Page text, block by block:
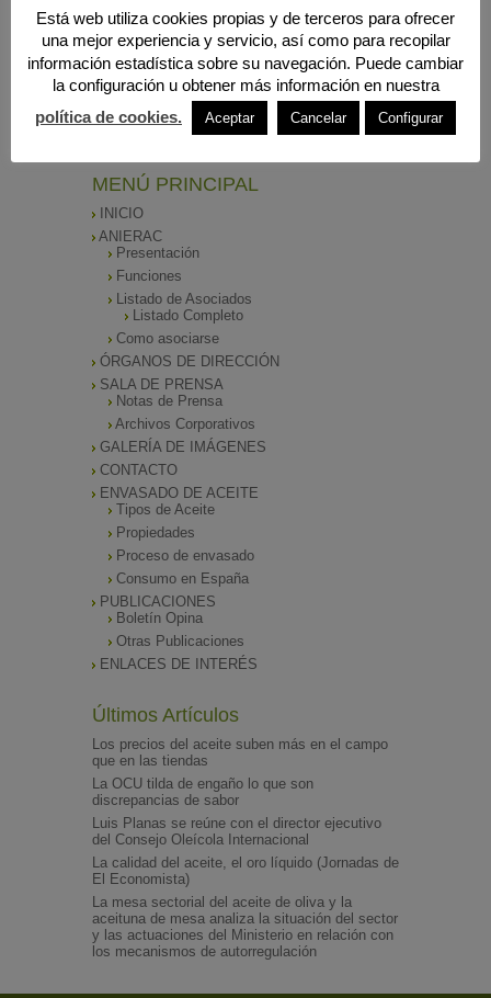
Búsqueda
MENÚ PRINCIPAL
INICIO
ANIERAC
Presentación
Funciones
Listado de Asociados
Listado Completo
Como asociarse
ÓRGANOS DE DIRECCIÓN
SALA DE PRENSA
Notas de Prensa
Archivos Corporativos
GALERÍA DE IMÁGENES
CONTACTO
ENVASADO DE ACEITE
Tipos de Aceite
Propiedades
Proceso de envasado
Consumo en España
PUBLICACIONES
Boletín Opina
Otras Publicaciones
ENLACES DE INTERÉS
Últimos Artículos
Los precios del aceite suben más en el campo
que en las tiendas
La OCU tilda de engaño lo que son
discrepancias de sabor
Luis Planas se reúne con el director ejecutivo
del Consejo Oleícola Internacional
La calidad del aceite, el oro líquido (Jornadas de
El Economista)
La mesa sectorial del aceite de oliva y la
aceituna de mesa analiza la situación del sector
y las actuaciones del Ministerio en relación con
los mecanismos de autorregulación
Está web utiliza cookies propias y de terceros para ofrecer
una mejor experiencia y servicio, así como para recopilar
información estadística sobre su navegación. Puede cambiar
la configuración u obtener más información en nuestra
política de cookies.
Aceptar Cancelar Configurar